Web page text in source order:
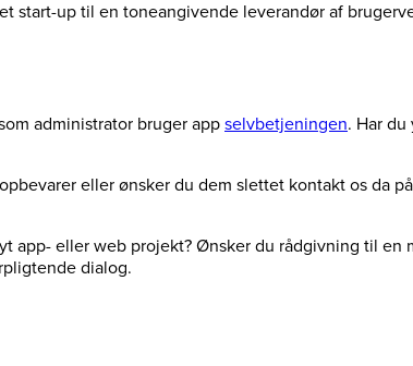
start-up til en toneangivende leverandør af
administrator bruger app selvbetjeningen. Har
eller ønsker du dem slettet kontakt os da
app- eller web projekt? Ønsker du rådgivning til
dialog.